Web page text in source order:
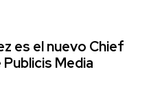
es el nuevo Chief
Media